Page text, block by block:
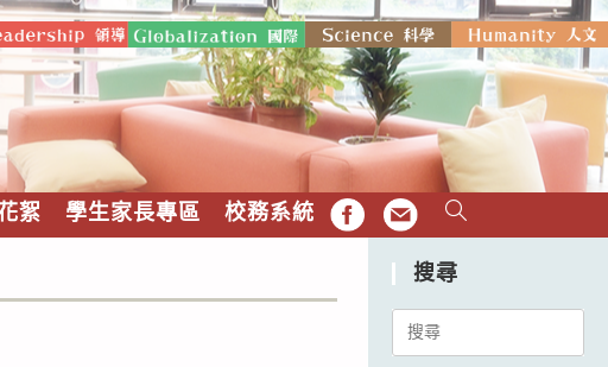
絮 學生家長專區 校務系統 FB EMAIL
搜尋
Search